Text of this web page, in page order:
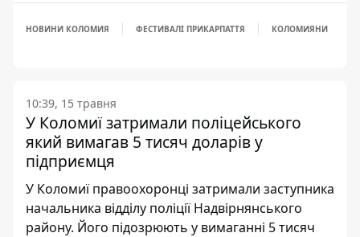
НОВИНИ КОЛОМИЯ ФЕСТИВАЛІ ПРИКАРПАТТЯ КОЛОМИЯНИ
10:39, 15 травня
У Коломиї затримали поліцейського
який вимагав 5 тисяч доларів у
підприємця
У Коломиї правоохоронці затримали заступника
начальника відділу поліції Надвірнянського
району. Його підозрюють у вимаганні 5 тисяч